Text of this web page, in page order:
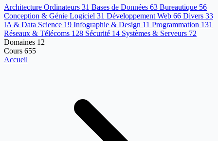
Architecture Ordinateurs 31 Bases de Données 63 Bureautique 56
Conception & Génie Logiciel 31 Développement Web 66 Divers 33
IA & Data Science 19 Infographie & Design 11 Programmation 131
Réseaux & Télécoms 128 Sécurité 14 Systèmes & Serveurs 72
Domaines 12
Cours 655
Accueil